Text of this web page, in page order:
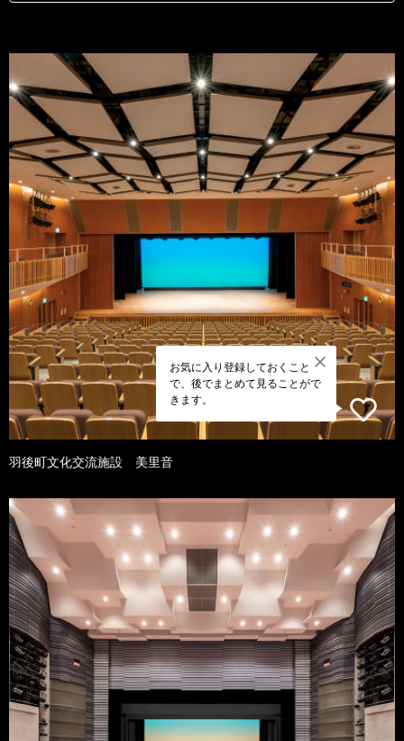
お気に入り登録しておくこと
で、後でまとめて見ることがで
きます。
羽後町文化交流施設 美里音